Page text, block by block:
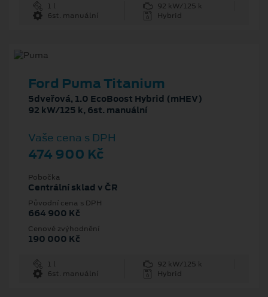
1 l
92 kW/125 k
6st. manuální
Hybrid
Ford Puma Titanium
5dveřová, 1.0 EcoBoost Hybrid (mHEV)
92 kW/125 k, 6st. manuální
Vaše cena s DPH
474 900 Kč
Pobočka
Centrální sklad v ČR
Původní cena s DPH
664 900 Kč
Cenové zvýhodnění
190 000 Kč
1 l
92 kW/125 k
6st. manuální
Hybrid